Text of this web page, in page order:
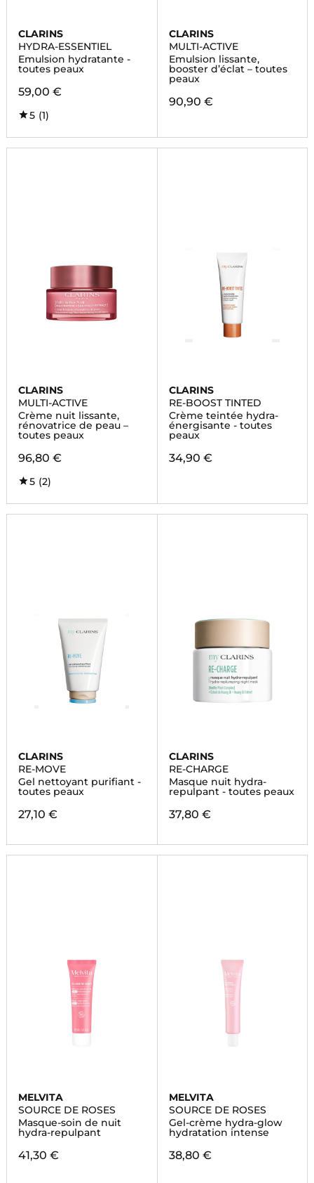
CLARINS
HYDRA-ESSENTIEL
Emulsion hydratante -
toutes peaux
59,00 €
5 (1)
CLARINS
MULTI-ACTIVE
Emulsion lissante,
booster d’éclat – toutes
peaux
90,90 €
CLARINS
MULTI-ACTIVE
Crème nuit lissante,
rénovatrice de peau –
toutes peaux
96,80 €
5 (2)
CLARINS
RE-BOOST TINTED
Crème teintée hydra-
énergisante - toutes
peaux
34,90 €
CLARINS
RE-MOVE
Gel nettoyant purifiant -
toutes peaux
27,10 €
CLARINS
RE-CHARGE
Masque nuit hydra-
repulpant - toutes peaux
37,80 €
MELVITA
SOURCE DE ROSES
Masque-soin de nuit
hydra-repulpant
41,30 €
MELVITA
SOURCE DE ROSES
Gel-crème hydra-glow
hydratation intense
38,80 €